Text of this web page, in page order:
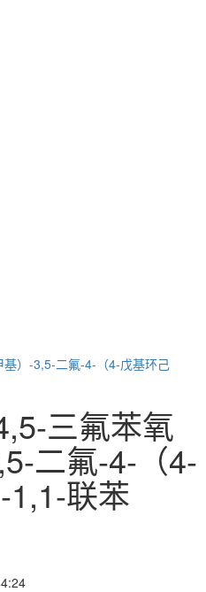
三氟苯氧
二氟-4-（4-
1,1-联苯